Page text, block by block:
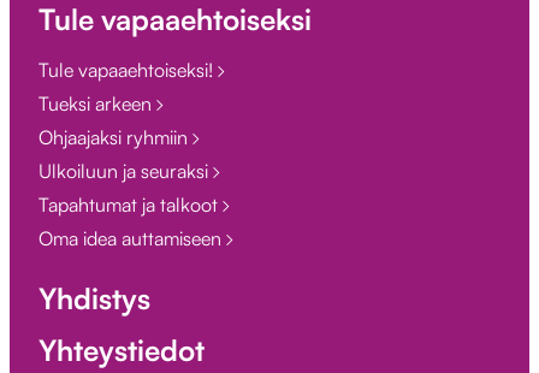
Tule vapaaehtoiseksi
Tule vapaaehtoiseksi!
Tueksi arkeen
Ohjaajaksi ryhmiin
Ulkoiluun ja seuraksi
Tapahtumat ja talkoot
Oma idea auttamiseen
Yhdistys
Yhteystiedot